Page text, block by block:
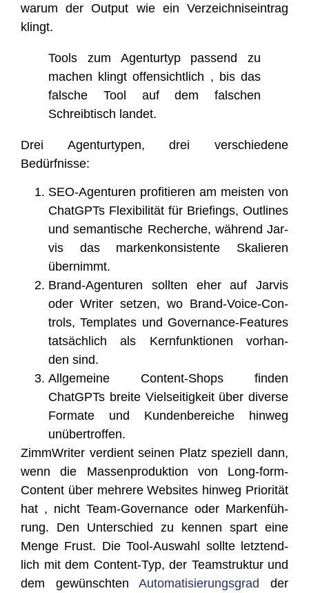
war­um der Out­put wie ein Ver­zeich­nis­ein­trag
klingt.
Tools zum Agen­tur­typ pas­send zu
machen klingt offen­sicht­lich , bis das
fal­sche Tool auf dem fal­schen
Schreib­tisch landet.
Drei Agen­tur­ty­pen, drei ver­schie­de­ne
Bedürfnisse:
SEO-Agen­tu­ren pro­fi­tie­ren am meis­ten von
ChatGPTs Fle­xi­bi­li­tät für Brie­fings, Out­lines
und seman­ti­sche Recher­che, wäh­rend Jar­
vis das mar­ken­kon­sis­ten­te Ska­lie­ren
übernimmt.
Brand-Agen­tu­ren soll­ten eher auf Jar­vis
oder Wri­ter set­zen, wo Brand-Voice-Con­
trols, Tem­pla­tes und Gover­nan­ce-Fea­tures
tat­säch­lich als Kern­funk­tio­nen vor­han­
den sind.
All­ge­mei­ne Con­tent-Shops fin­den
ChatGPTs brei­te Viel­sei­tig­keit über diver­se
For­ma­te und Kun­den­be­rei­che hin­weg
unübertroffen.
Zimm­Wri­ter ver­dient sei­nen Platz spe­zi­ell dann,
wenn die Mas­sen­pro­duk­ti­on von Long-form-
Con­tent über meh­re­re Web­sites hin­weg Prio­ri­tät
hat , nicht Team-Gover­nan­ce oder Mar­ken­füh­
rung. Den Unter­schied zu ken­nen spart eine
Men­ge Frust. Die Tool-Aus­wahl soll­te letzt­end­
lich mit dem Con­tent-Typ, der Team­struk­tur und
dem gewünsch­tenAuto­ma­ti­sie­rungs­grad der